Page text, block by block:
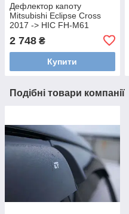
Дефлектор капоту
Mitsubishi Eclipse Cross
2017 -> HIC FH-M61
2 748 ₴
Купити
Подібні товари компанії